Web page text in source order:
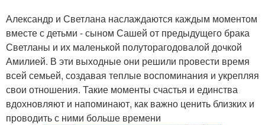
Александр и Светлана наслаждаются каждым моментом
вместе с детьми - сыном Сашей от предыдущего брака
Светланы и их маленькой полуторагодовалой дочкой
Амилией. В эти выходные они решили провести время
всей семьей, создавая теплые воспоминания и укрепляя
свои отношения. Такие моменты счастья и единства
вдохновляют и напоминают, как важно ценить близких и
проводить с ними больше времени